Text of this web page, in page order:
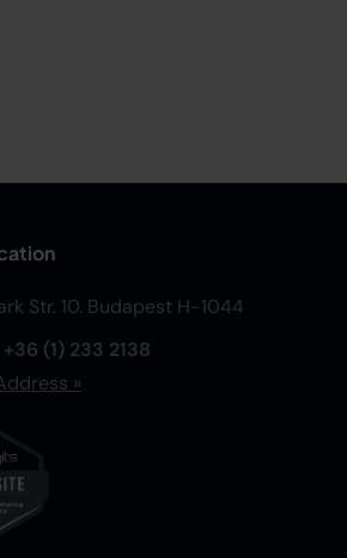
Str. 10. Budapest H-1044
+36 (1) 233 2138
»